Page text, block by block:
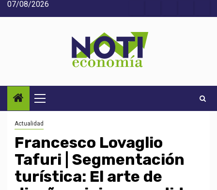
Saltar
al
07/08/2026
Noti-
economía
Menú
principal
Actualidad
Francesco Lovaglio
Tafuri | Segmentación
turística: El arte de